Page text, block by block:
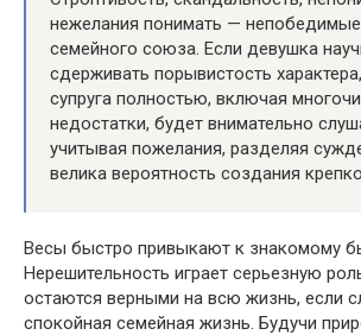
нежелания понимать — непобедимые
семейного союза. Если девушка
сдерживать порывистость
супруга полностью, включая
недостатки, будет внимательно
учитывая пожелания, разделяя
велика вероятность создания
Весы быстро привыкают к знакомому
Нерешительность играет серьезную
остаются верными на всю жизнь, если
спокойная семейная жизнь. Будучи